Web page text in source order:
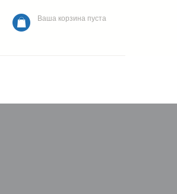
Ваша корзина пуста